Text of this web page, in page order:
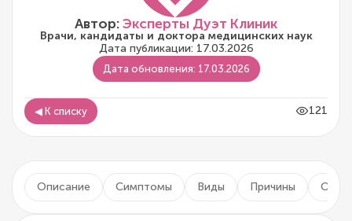
Автор:Эксперты Дуэт Клиник
Врачи, кандидаты и доктора медицинских наук
Дата публикации: 17.03.2026
Дата обновления: 17.03.2026
◀ К списку 121
Описание Симптомы Виды Причины